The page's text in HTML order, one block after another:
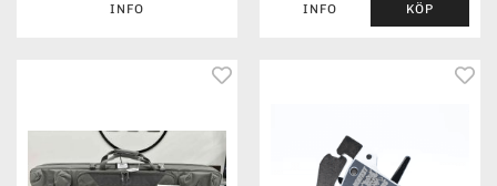
INFO INFO KÖP